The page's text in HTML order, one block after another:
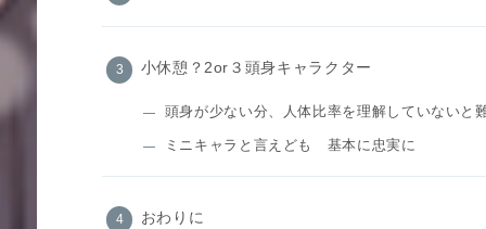
小休憩？2or３頭身キャラクター
頭身が少ない分、人体比率を理解していないと
ミニキャラと言えども 基本に忠実に
おわりに